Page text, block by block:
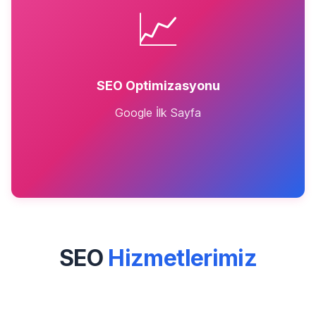
📈
SEO Optimizasyonu
Google İlk Sayfa
SEO Hizmetlerimiz